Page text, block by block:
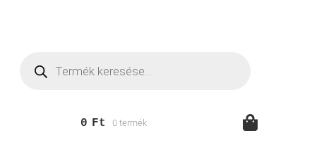
search
0 Ft 0 termék